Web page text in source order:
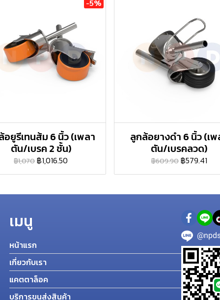
-5%
อยูรีเทนส้ม 6 นิ้ว (เพลา
ตัน/เบรค 2 ชั้น)
฿1,070฿1,016.50
ลูกล้อยางดำ 6 นิ้ว (เพ
ตัน/เบรคลวด)
฿609.90 ฿579.41
เมนู
หน้าแรก
เกี่ยวกับเรา
แคตตาล็อค
บริการขนส่งสินค้า